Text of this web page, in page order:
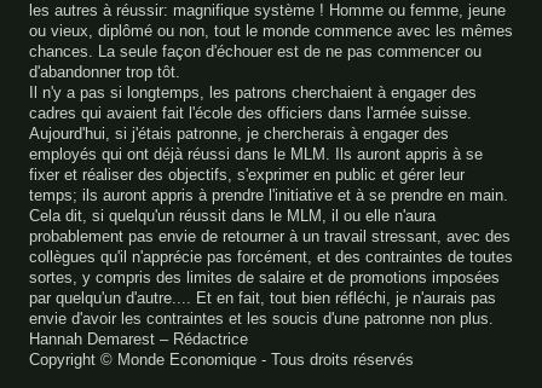
les autres à réussir: magnifique système ! Homme ou femme, jeune
ou vieux, diplômé ou non, tout le monde commence avec les mêmes
chances. La seule façon d'échouer est de ne pas commencer ou
d'abandonner trop tôt.
Il n'y a pas si longtemps, les patrons cherchaient à engager des
cadres qui avaient fait l'école des officiers dans l'armée suisse.
Aujourd'hui, si j'étais patronne, je chercherais à engager des
employés qui ont déjà réussi dans le MLM. Ils auront appris à se
fixer et réaliser des objectifs, s'exprimer en public et gérer leur
temps; ils auront appris à prendre l'initiative et à se prendre en main.
Cela dit, si quelqu'un réussit dans le MLM, il ou elle n'aura
probablement pas envie de retourner à un travail stressant, avec des
collègues qu'il n'apprécie pas forcément, et des contraintes de toutes
sortes, y compris des limites de salaire et de promotions imposées
par quelqu'un d'autre.... Et en fait, tout bien réfléchi, je n'aurais pas
envie d'avoir les contraintes et les soucis d'une patronne non plus.
Hannah Demarest – Rédactrice
Copyright © Monde Economique - Tous droits réservés